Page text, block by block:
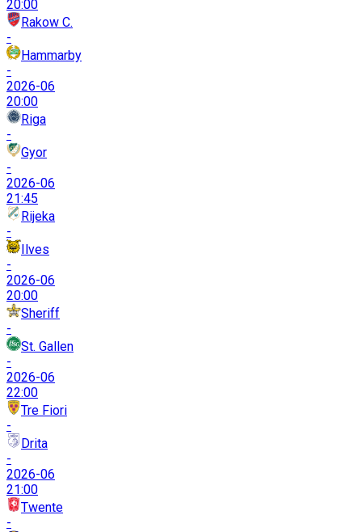
20:00
Rakow C.
-
Hammarby
-
2026-06
20:00
Riga
-
Gyor
-
2026-06
21:45
Rijeka
-
Ilves
-
2026-06
20:00
Sheriff
-
St. Gallen
-
2026-06
22:00
Tre Fiori
-
Drita
-
2026-06
21:00
Twente
-